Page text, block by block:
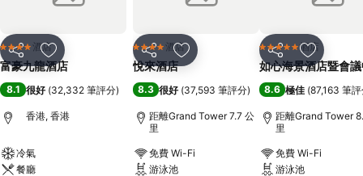
分享 放到收藏夾
4 星級 酒店
富豪九龍酒店
8.1 很好 (32,332 筆評分)
香港, 香港
冷氣
餐廳
分享 放到收藏夾
4 星級 酒店
悅來酒店
8.3 很好 (37,593 筆評分)
距離Grand Tower 7.7 公
里
免費 Wi-Fi
游泳池
分享 放到收藏
5 星級 酒店
如心海景酒店暨會
8.6 極佳 (87,163 筆
距離Grand Tower
里
免費 Wi-Fi
游泳池